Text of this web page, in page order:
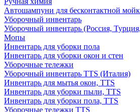
Автошампуни для бесконтактной
Уборочный инвентарь
Уборочный инвентарь (Россия,
Мопы
Инвентарь для уборки пола
Инвентарь для уборки окон и стен
Уборочные тележки
Уборочный инвентарь TTS (Италия)
Инвентарь для мытья окон, TTS
Инвентарь для уборки пыли, TTS
Инвентарь для уборки пола, TTS
Уборочные тележки TTS